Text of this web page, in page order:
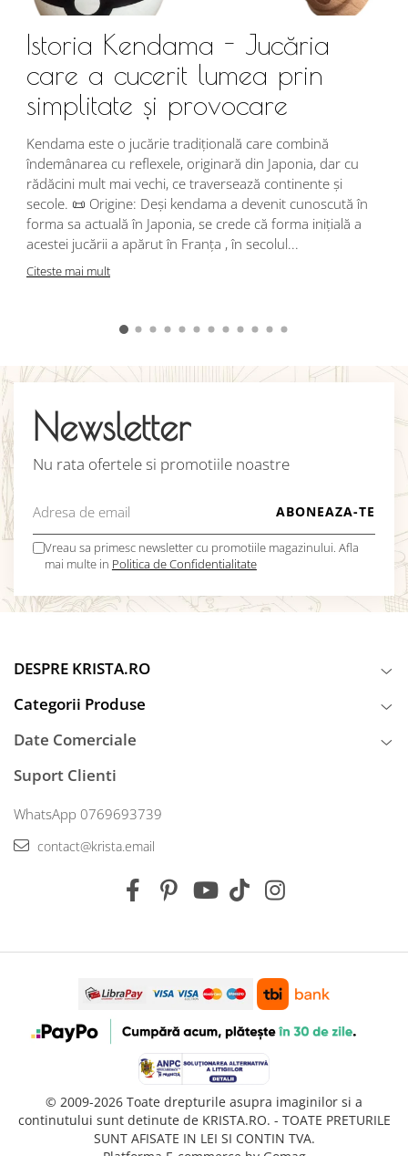
Istoria Kendama - Jucăria
care a cucerit lumea prin
simplitate și provocare
Kendama este o jucărie tradițională care combină
îndemânarea cu reflexele, originară din Japonia, dar cu
rădăcini mult mai vechi, ce traversează continente și
secole. 📜 Origine: Deși kendama a devenit cunoscută în
forma sa actuală în Japonia, se crede că forma inițială a
acestei jucării a apărut în Franța , în secolul...
Citeste mai mult
Newsletter
Nu rata ofertele si promotiile noastre
Vreau sa primesc newsletter cu promotiile magazinului. Afla
mai multe in Politica de Confidentialitate
DESPRE KRISTA.RO
Categorii Produse
Date Comerciale
Suport Clienti
WhatsApp 0769693739
contact@krista.email
© 2009-2026 Toate drepturile asupra imaginilor si a
continutului sunt detinute de KRISTA.RO. - TOATE PRETURILE
SUNT AFISATE IN LEI SI CONTIN TVA.